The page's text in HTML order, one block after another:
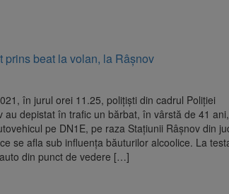
prins beat la volan, la Râșnov
în jurul orei 11.25, polițiști din cadrul Poliției
au depistat în trafic un bărbat, în vârstă de 41
pe DN1E, pe raza Stațiunii Râșnov din
se afla sub influența băuturilor alcoolice. La
din punct de vedere […]